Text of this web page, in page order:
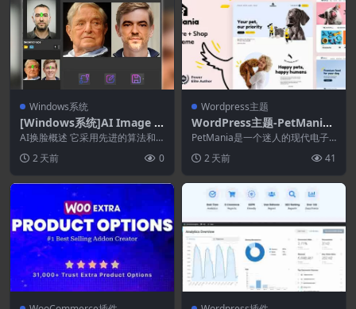
Windows系统
[Windows系统]AI Image F
aceSwap 2.7.3
AI换脸概述 它采用先进的算法和
像和视频中的人脸。...
2 天前 0
Wordpress主题
WordPress主题-PetMania
35–宠物店和护理Elementor
Pro WordPress主题
PetMania是一个迷人的现代电子
虑到...2 天前 41